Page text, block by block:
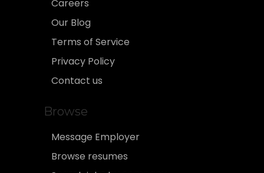
Careers
Our Blog
Terms of Service
Privacy Policy
Contact us
Browse
Message Employer
Browse resumes